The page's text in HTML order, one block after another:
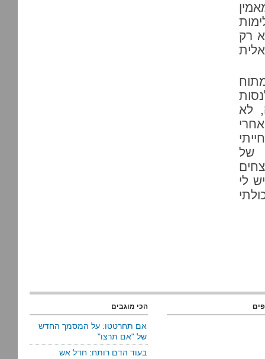
רק
לא
של
אדם נרצחים
לי
הכי מוגבים
אם תחרטטו: על המסמך החדש
של "אם תרצו"
בעוד הדם רותח: חדל אש